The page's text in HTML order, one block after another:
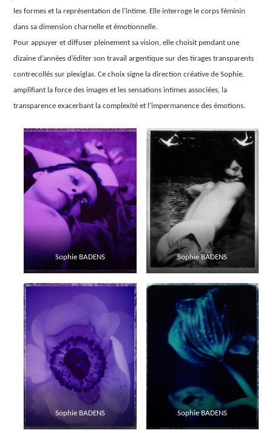
les formes et la représentation de l’intime. Elle interroge le corps féminin
dans sa dimension charnelle et émotionnelle.
Pour appuyer et diffuser pleinement sa vision, elle choisit pendant une
dizaine d’années d’éditer son travail argentique sur des tirages transparents
contrecollés sur plexiglas. Ce choix signe la direction créative de Sophie,
amplifiant la force des images et les sensations intimes associées, la
transparence exacerbant la complexité et l’impermanence des émotions.
Sophie BADENS Sophie BADENS
Sophie BADENS Sophie BADENS